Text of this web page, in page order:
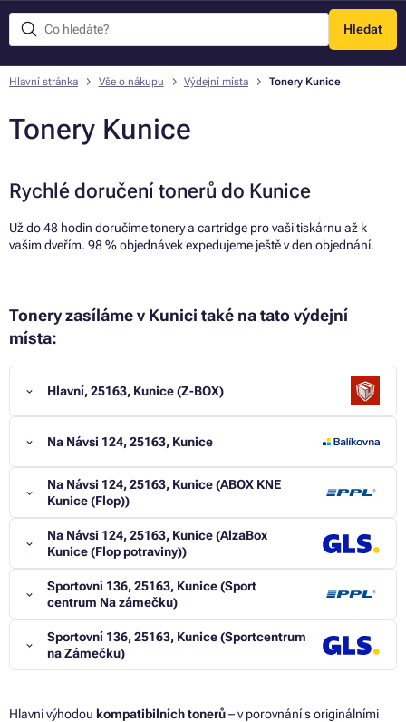
Hledat
Menu
Hlavní stránka Vše o nákupu Výdejní místa Tonery Kunice
Tonery Kunice
Rychlé doručení tonerů do Kunice
Už do 48 hodin doručíme tonery a cartridge pro vaši tiskárnu až k
vašim dveřím. 98 % objednávek expedujeme ještě v den objednání.
Tonery zasíláme v Kunici také na tato výdejní
místa:
Hlavní, 25163, Kunice (Z-BOX)
Na Návsi 124, 25163, Kunice
Na Návsi 124, 25163, Kunice (ABOX KNE
Kunice (Flop))
Na Návsi 124, 25163, Kunice (AlzaBox
Kunice (Flop potraviny))
Sportovní 136, 25163, Kunice (Sport
centrum Na zámečku)
Sportovní 136, 25163, Kunice (Sportcentrum
na Zámečku)
Hlavní výhodou kompatibilních tonerů– v porovnání s originálními